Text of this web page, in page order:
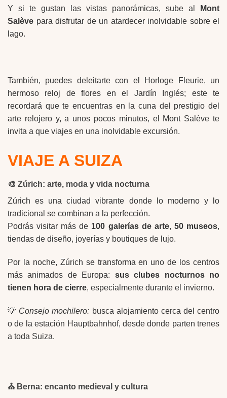
Y si te gustan las vistas panorámicas, sube al
Mont
Salève para disfrutar de un atardecer inolvidable sobre el
lago.
También, puedes deleitarte con el Horloge Fleurie, un
hermoso reloj de flores en el Jardín Inglés; este te
recordará que te encuentras en la cuna del prestigio del
arte relojero y, a unos pocos minutos, el Mont Salève te
invita a que viajes en una inolvidable excursión.
VIAJE A SUIZA
🎨 Zúrich: arte, moda y vida nocturna
Zúrich es una ciudad vibrante donde lo moderno y lo
tradicional se combinan a la perfección.
Podrás visitar más de 100 galerías de arte, 50 museos,
tiendas de diseño, joyerías y boutiques de lujo.
Por la noche, Zúrich se transforma en uno de los centros
más animados de Europa: sus clubes nocturnos no
tienen hora de cierre, especialmente durante el invierno.
💡 Consejo mochilero: busca alojamiento cerca del centro
o de la estación Hauptbahnhof, desde donde parten trenes
a toda Suiza.
⛪ Berna: encanto medieval y cultura